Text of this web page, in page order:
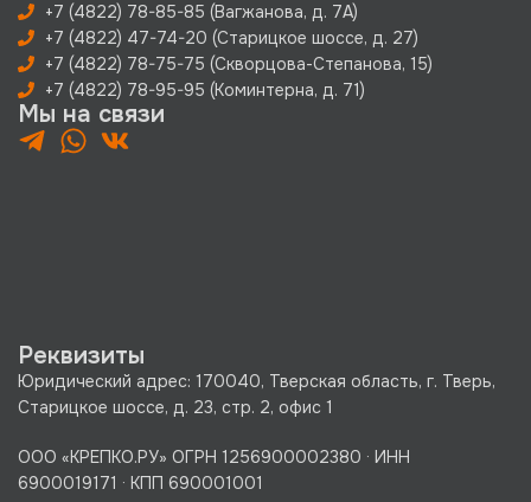
+7 (4822) 78-85-85 (Вагжанова, д. 7А)
+7 (4822) 47-74-20 (Старицкое шоссе, д. 27)
+7 (4822) 78-75-75 (Скворцова-Степанова, 15)
+7 (4822) 78-95-95 (Коминтерна, д. 71)
Мы на связи
Реквизиты
Юридический адрес: 170040, Тверская область, г. Тверь,
Старицкое шоссе, д. 23, стр. 2, офис 1
ООО «КРЕПКО.РУ» ОГРН 1256900002380 · ИНН
6900019171 · КПП 690001001